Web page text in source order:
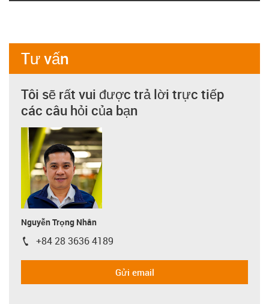
Tư vấn
Tôi sẽ rất vui được trả lời trực tiếp
các câu hỏi của bạn
Nguyễn Trọng Nhân
igus-icon-phone
+84 28 3636 4189
Gửi email